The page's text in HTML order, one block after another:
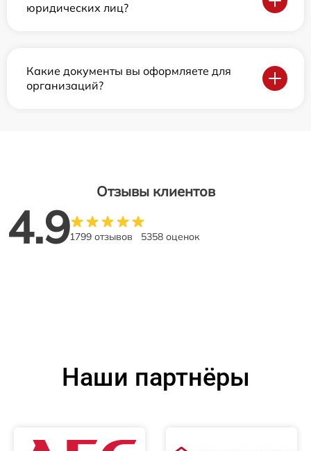
юридических лиц?
Какие документы вы оформляете для
организаций?
Отзывы клиентов
4.91799 отзывов 5358 оценок
Наши партнёры